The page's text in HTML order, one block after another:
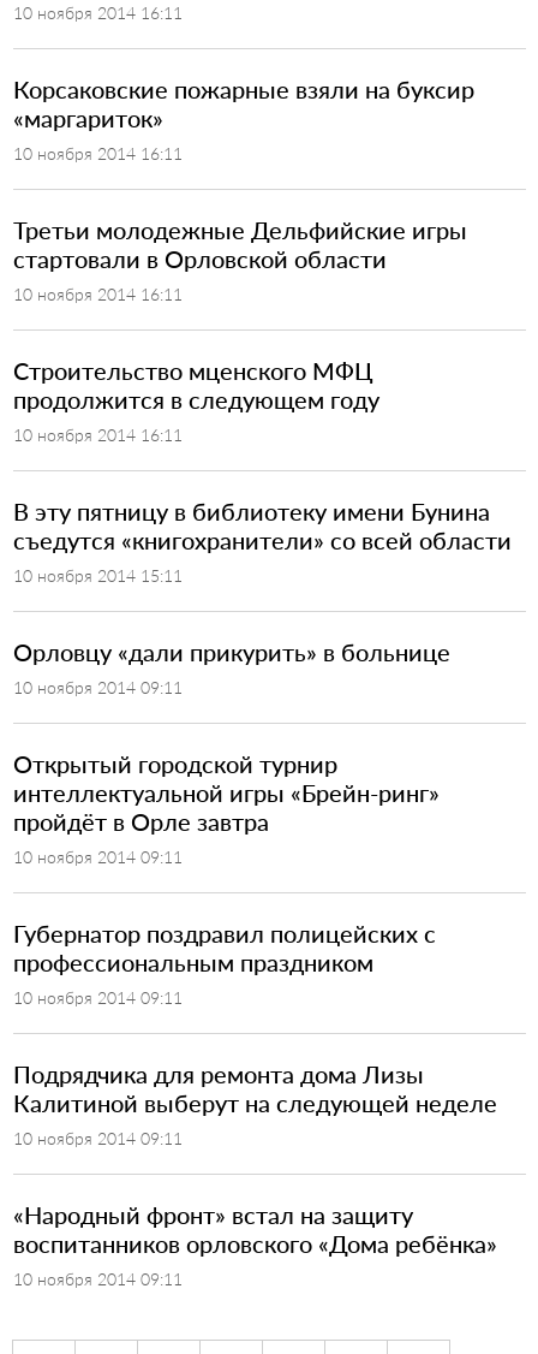
10 ноября 2014 16:11
Корсаковские пожарные взяли на буксир
«маргариток»
10 ноября 2014 16:11
​Третьи молодежные Дельфийские игры
стартовали в Орловской области
10 ноября 2014 16:11
​Строительство мценского МФЦ
продолжится в следующем году
10 ноября 2014 16:11
​В эту пятницу в библиотеку имени Бунина
съедутся «книгохранители» со всей области
10 ноября 2014 15:11
Орловцу «дали прикурить» в больнице
10 ноября 2014 09:11
​Открытый городской турнир
интеллектуальной игры «Брейн-ринг»
пройдёт в Орле завтра
10 ноября 2014 09:11
Губернатор поздравил полицейских с
профессиональным праздником
10 ноября 2014 09:11
Подрядчика для ремонта дома Лизы
Калитиной выберут на следующей неделе
10 ноября 2014 09:11
​«Народный фронт» встал на защиту
воспитанников орловского «Дома ребёнка»
10 ноября 2014 09:11